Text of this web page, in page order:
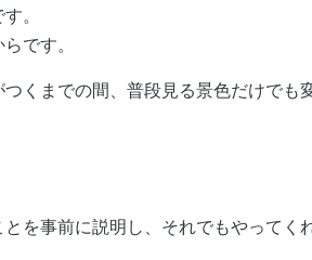
。
です。
くまでの間、普段見る景色だけでも
を事前に説明し、それでもやってく